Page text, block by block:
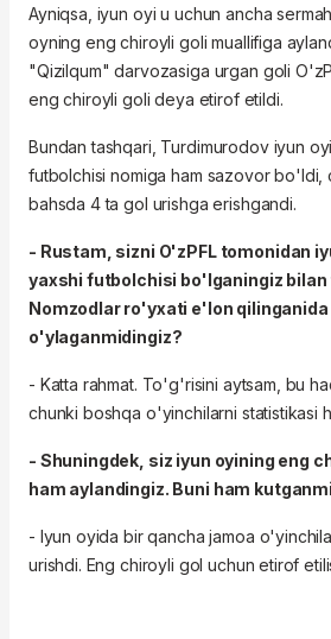
Ayniqsa, iyun oyi u uchun ancha
oyning eng chiroyli goli muallifiga
"Qizilqum" darvozasiga urgan goli
eng chiroyli goli deya etirof etildi.
Bundan tashqari, Turdimurodov iyun
futbolchisi nomiga ham sazovor bo'ldi,
bahsda 4 ta gol urishga erishgandi.
- Rustam, sizni O'zPFL tomonidan
yaxshi futbolchisi bo'lganingiz
Nomzodlar ro'yxati e'lon qilinganida
o'ylaganmidingiz?
- Katta rahmat. To'g'risini aytsam, bu
chunki boshqa o'yinchilarni statistikasi
- Shuningdek, siz iyun oyining eng
ham aylandingiz. Buni ham
- Iyun oyida bir qancha jamoa
urishdi. Eng chiroyli gol uchun etirof